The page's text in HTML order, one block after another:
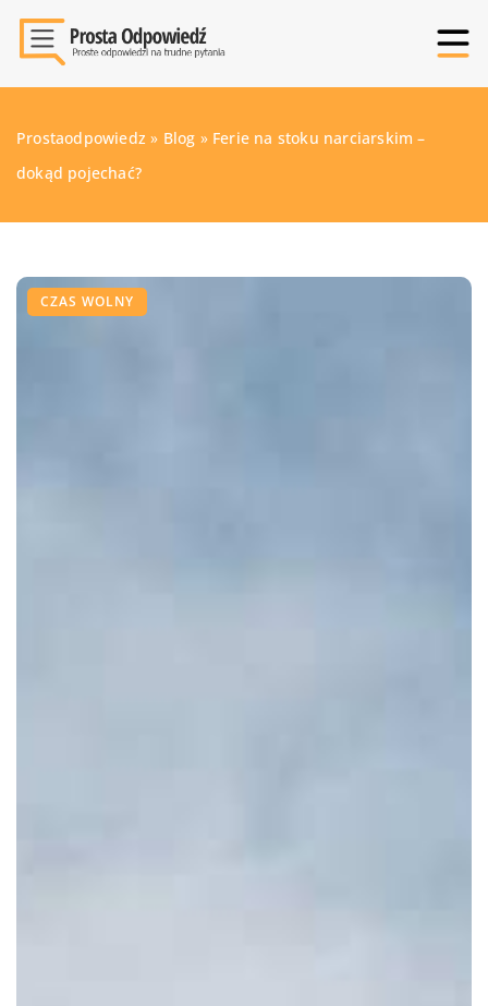
Prostaodpowiedz » Blog » Ferie na stoku narciarskim –
dokąd pojechać?
CZAS WOLNY